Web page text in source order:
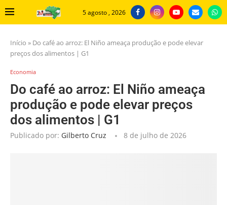
5 agosto , 2026
Início » Do café ao arroz: El Niño ameaça produção e pode elevar
preços dos alimentos | G1
Economia
Do café ao arroz: El Niño ameaça
produção e pode elevar preços
dos alimentos | G1
Publicado por: Gilberto Cruz 8 de julho de 2026